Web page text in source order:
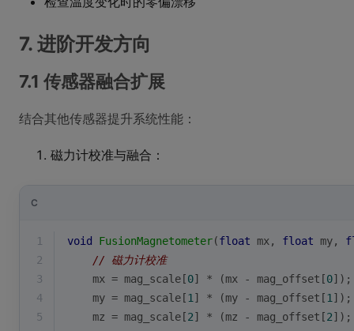
7. 进阶开发方向
7.1 传感器融合扩展
结合其他传感器提升系统性能：
磁力计校准与融合：
C
1 void FusionMagnetometer(float mx, float my,
2
// 磁力计校准
3
    mx = mag_scale[
0] * (mx - mag_offset[0]);
4
    my = mag_scale[
1 ] * (my - mag_offset[1 ]);
5
    mz = mag_scale[
2] * (mz - mag_offset[2]);